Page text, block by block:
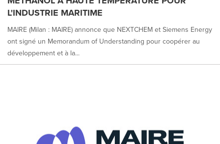
L'INDUSTRIE MARITIME
MAIRE (Milan : MAIRE) annonce que NEXTCHEM et Siemens Energy
ont signé un Memorandum of Understanding pour coopérer au
développement et à la...